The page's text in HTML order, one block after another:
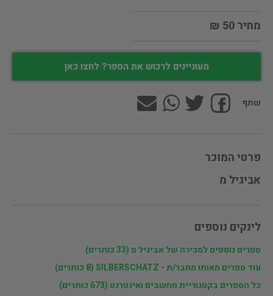
מחיר 50 ₪
מעוניינים לרכוש את הספר? לחצו כאן
שתף
פרטי המוכר
אביגיל מ
לינקים נוספים
ספרים נוספים למכירה של אביגיל מ (33 כותרים)
עוד ספרים מאותו מחבר/ת - SILBERSCHATZ (8 כותרים)
כל הספרים בקטגוריית מחשבים ואינטרנט (673 כותרים)